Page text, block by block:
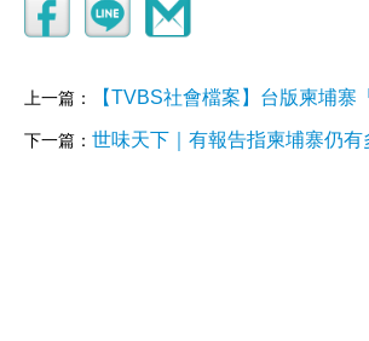
上一篇： 【TVBS社會檔案】台版柬埔寨「第4死者」首曝光
下一篇： 世味天下｜有報告指柬埔寨仍有多個詐騙中